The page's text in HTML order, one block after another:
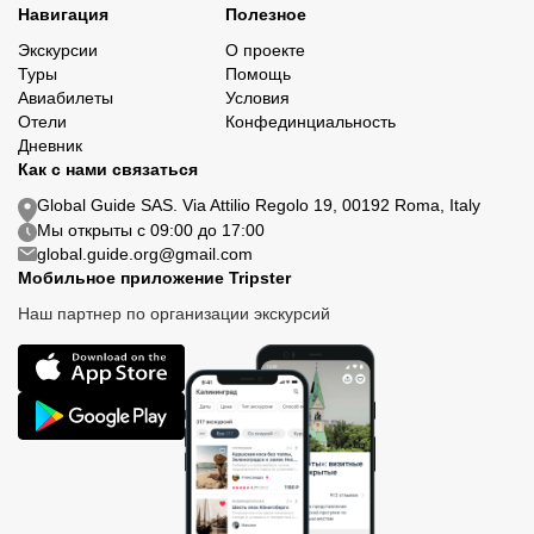
Навигация
Экскурсии
Туры
Авиабилеты
Отели
Дневник
Полезное
О проекте
Помощь
Условия
Конфединциальность
Как с нами связаться
Global Guide SAS. Via Attilio Regolo 19, 00192 Roma, Italy
Мы открыты с 09:00 до 17:00
global.guide.org@gmail.com
Мобильное приложение Tripster
Наш партнер по организации экскурсий